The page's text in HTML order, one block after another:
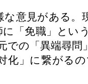
意見がある。
「免職」とい
の「異端尋
化」に繋がる